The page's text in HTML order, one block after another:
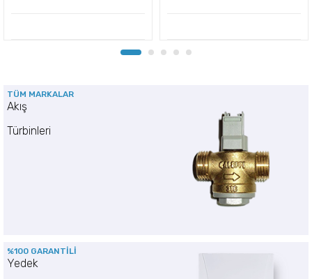
TÜM MARKALAR
Akış
Türbinleri
%100 GARANTİLİ
Yedek